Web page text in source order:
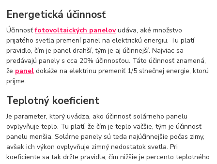
Energetická účinnosť
Účinnosťfotovoltaických panelovudáva, aké množstvo
prijatého svetla premení panel na elektrickú energiu. Tu platí
pravidlo, čím je panel drahší, tým je aj účinnejší. Najviac sa
predávajú panely s cca 20% účinnosťou. Táto účinnosť znamená,
že panel dokáže na elektrinu premeniť 1/5 slnečnej energie, ktorú
prijme.
Teplotný koeficient
Je parameter, ktorý uvádza, ako účinnosť solárneho panelu
ovplyvňuje teplo. Tu platí, že čím je teplo väčšie, tým je účinnosť
panelu menšia. Solárne panely sú teda najúčinnejšie počas zimy,
avšak ich výkon ovplyvňuje zimný nedostatok svetla. Pri
koeficiente sa tak držte pravidla, čím nižšie je percento teplotného